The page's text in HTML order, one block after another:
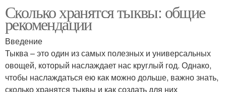
Сколько хранятся тыквы: общие
рекомендации
Введение
Тыква – это один из самых полезных и универсальных
овощей, который наслаждает нас круглый год. Однако,
чтобы наслаждаться ею как можно дольше, важно знать,
сколько хранятся тыквы и как создать для них